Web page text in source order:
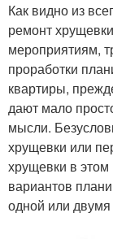
Как видно из
ремонт
мероприятиям,
проработки
квартиры,
дают мало
мысли.
хрущевки или
хрущевки в
вариантов
одной или